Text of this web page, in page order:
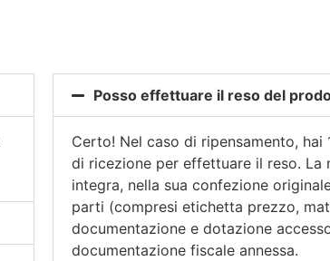
Posso effettuare il reso del
Certo! Nel caso di ripensamento,
di ricezione per effettuare il reso. La
integra, nella sua confezione
parti (compresi etichetta prezzo,
documentazione e dotazione
documentazione fiscale annessa.